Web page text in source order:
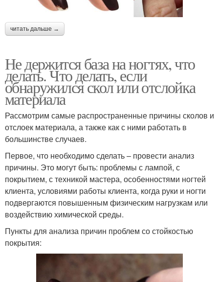
читать дальше →
Не держится база на ногтях, что
делать. Что делать, если
обнаружился скол или отслойка
материала
Рассмотрим самые распространенные причины сколов и
отслоек материала, а также как с ними работать в
большинстве случаев.
Первое, что необходимо сделать – провести анализ
причины. Это могут быть: проблемы с лампой, с
покрытием, с техникой мастера, особенностями ногтей
клиента, условиями работы клиента, когда руки и ногти
подвергаются повышенным физическим нагрузкам или
воздействию химической среды.
Пункты для анализа причин проблем со стойкостью
покрытия: